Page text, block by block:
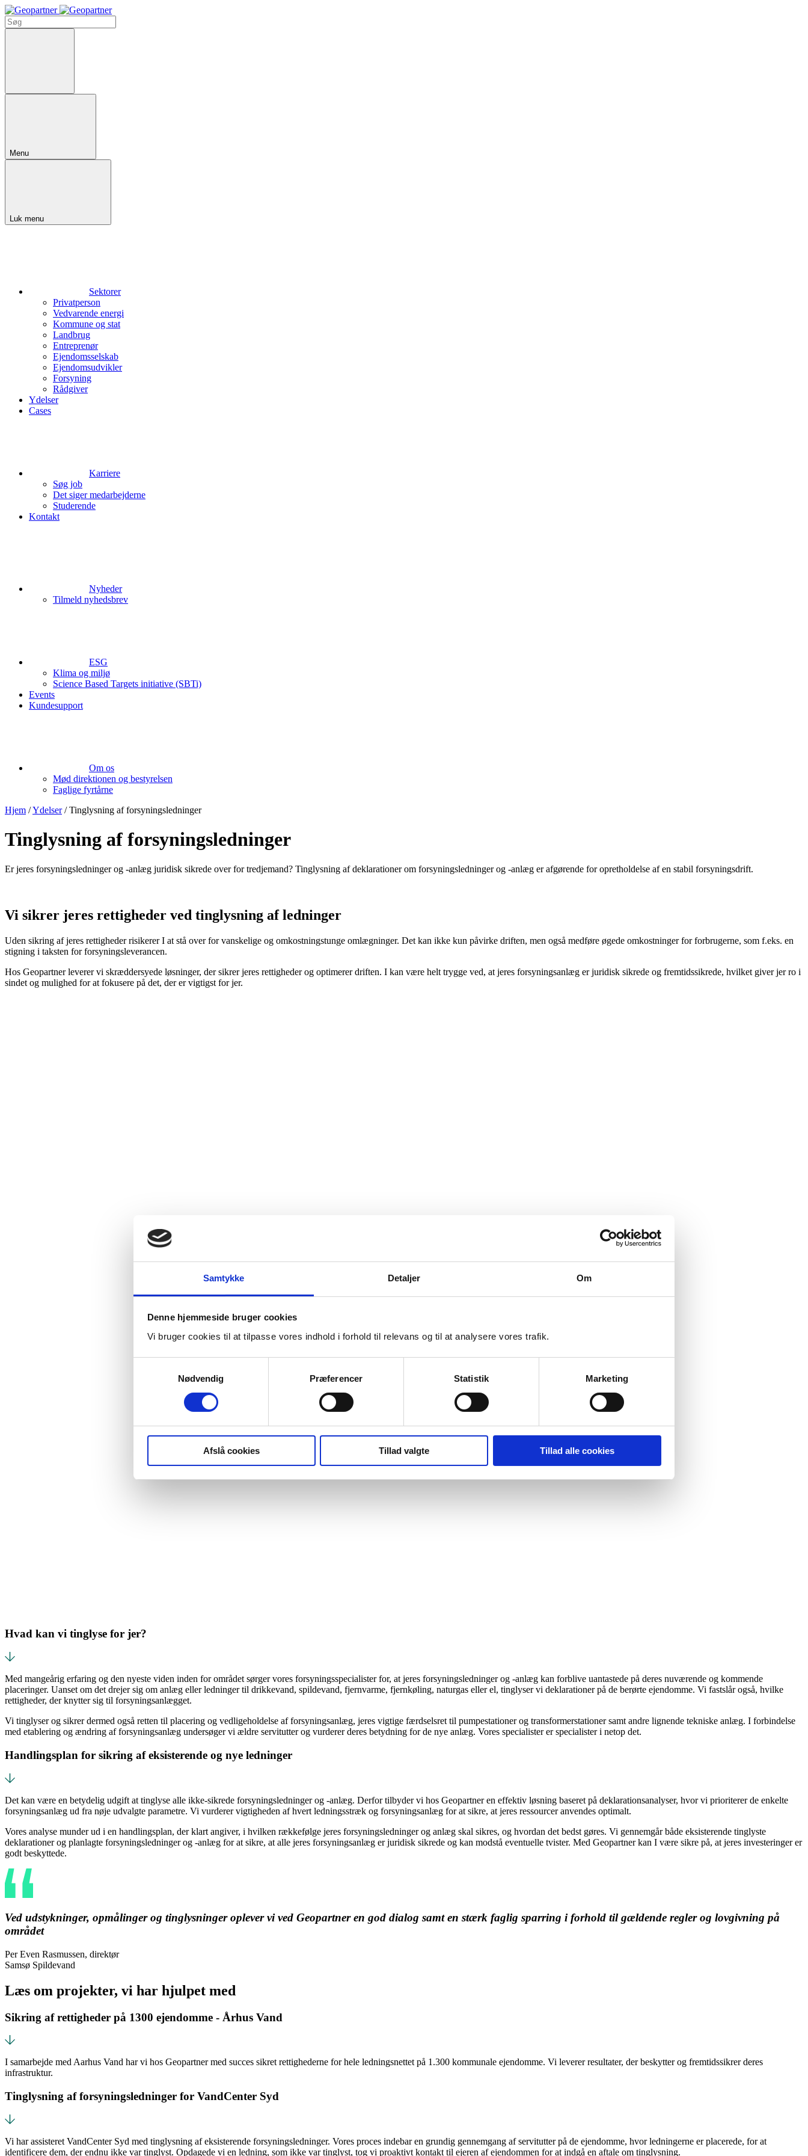
Samtykke Detaljer Om
Denne hjemmeside bruger cookies
Vi bruger cookies til at tilpasse vores indhold i forhold til relevans og til at analysere vores trafik.
Nødvendig
Præferencer Statistik Marketing
Afslå cookies Tillad valgte Tillad alle cookies
Menu
Luk menu
Sektorer
Privatperson
Vedvarende energi
Kommune og stat
Landbrug
Entreprenør
Ejendomsselskab
Ejendomsudvikler
Forsyning
Rådgiver
Ydelser
Cases
Karriere
Søg job
Det siger medarbejderne
Studerende
Kontakt
Nyheder
Tilmeld nyhedsbrev
ESG
Klima og miljø
Science Based Targets initiative (SBTi)
Events
Kundesupport
Om os
Mød direktionen og bestyrelsen
Faglige fyrtårne
Hjem /Ydelser /Tinglysning af forsyningsledninger
Tinglysning af forsyningsledninger
Er jeres forsyningsledninger og -anlæg juridisk sikrede over for tredjemand? Tinglysning af deklarationer om forsyningsledninger og -anlæg er afgørende for opretholdelse af en stabil forsyningsdrift.
Vi sikrer jeres rettigheder ved tinglysning af ledninger
Uden sikring af jeres rettigheder risikerer I at stå over for vanskelige og omkostningstunge omlægninger. Det kan ikke kun påvirke driften, men også medføre øgede omkostninger for forbrugerne, som f.eks. en
stigning i taksten for forsyningsleverancen.
Hos Geopartner leverer vi skræddersyede løsninger, der sikrer jeres rettigheder og optimerer driften. I kan være helt trygge ved, at jeres forsyningsanlæg er juridisk sikrede og fremtidssikrede, hvilket giver jer ro i
sindet og mulighed for at fokusere på det, der er vigtigst for jer.
Hvad kan vi tinglyse for jer?
Med mangeårig erfaring og den nyeste viden inden for området sørger vores forsyningsspecialister for, at jeres forsyningsledninger og -anlæg kan forblive uantastede på deres nuværende og kommende
placeringer. Uanset om det drejer sig om anlæg eller ledninger til drikkevand, spildevand, fjernvarme, fjernkøling, naturgas eller el, tinglyser vi deklarationer på de berørte ejendomme. Vi fastslår også, hvilke
rettigheder, der knytter sig til forsyningsanlægget.
Vi tinglyser og sikrer dermed også retten til placering og vedligeholdelse af forsyningsanlæg, jeres vigtige færdselsret til pumpestationer og transformerstationer samt andre lignende tekniske anlæg. I forbindelse
med etablering og ændring af forsyningsanlæg undersøger vi ældre servitutter og vurderer deres betydning for de nye anlæg. Vores specialister er specialister i netop det.
Handlingsplan for sikring af eksisterende og nye ledninger
Det kan være en betydelig udgift at tinglyse alle ikke-sikrede forsyningsledninger og -anlæg. Derfor tilbyder vi hos Geopartner en effektiv løsning baseret på deklarationsanalyser, hvor vi prioriterer de enkelte
forsyningsanlæg ud fra nøje udvalgte parametre. Vi vurderer vigtigheden af hvert ledningsstræk og forsyningsanlæg for at sikre, at jeres ressourcer anvendes optimalt.
Vores analyse munder ud i en handlingsplan, der klart angiver, i hvilken rækkefølge jeres forsyningsledninger og anlæg skal sikres, og hvordan det bedst gøres. Vi gennemgår både eksisterende tinglyste
deklarationer og planlagte forsyningsledninger og -anlæg for at sikre, at alle jeres forsyningsanlæg er juridisk sikrede og kan modstå eventuelle tvister. Med Geopartner kan I være sikre på, at jeres investeringer er
godt beskyttede.
Ved udstykninger, opmålinger og tinglysninger oplever vi ved Geopartner en god dialog samt en stærk faglig sparring i forhold til gældende regler og lovgivning på
området
Per Even Rasmussen, direktør
Samsø Spildevand
Læs om projekter, vi har hjulpet med
Sikring af rettigheder på 1300 ejendomme - Århus Vand
I samarbejde med Aarhus Vand har vi hos Geopartner med succes sikret rettighederne for hele ledningsnettet på 1.300 kommunale ejendomme. Vi leverer resultater, der beskytter og fremtidssikrer deres
infrastruktur.
Tinglysning af forsyningsledninger for VandCenter Syd
Vi har assisteret VandCenter Syd med tinglysning af eksisterende forsyningsledninger. Vores proces indebar en grundig gennemgang af servitutter på de ejendomme, hvor ledningerne er placerede, for at
identificere dem, der endnu ikke var tinglyst. Opdagede vi en ledning, som ikke var tinglyst, tog vi proaktivt kontakt til ejeren af ejendommen for at indgå en aftale om tinglysning.